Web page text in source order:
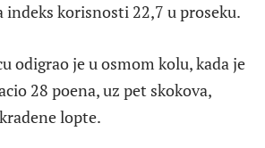
indeks korisnosti 22,7 u proseku.
odigrao je u osmom kolu, kada je
28 poena, uz pet skokova,
lopte.